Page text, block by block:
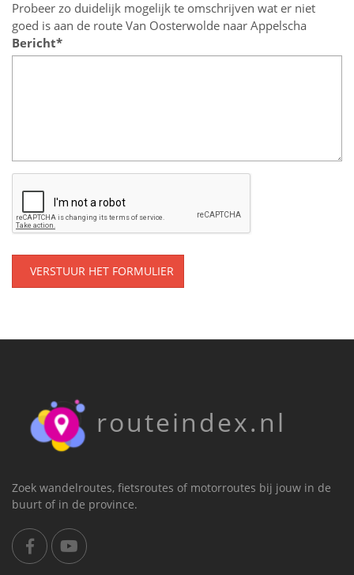
Probeer zo duidelijk mogelijk te omschrijven wat er niet
goed is aan de route Van Oosterwolde naar Appelscha
Bericht*
VERSTUUR HET FORMULIER
routeindex.nl
Zoek wandelroutes, fietsroutes of motorroutes bij jouw in de
buurt of in de province.